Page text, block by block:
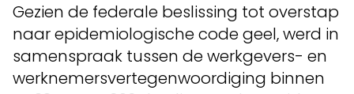
Gezien de federale beslissing tot overstap
naar epidemiologische code geel, werd in
samenspraak tussen de werkgevers- en
werknemersvertegenwoordiging binnen